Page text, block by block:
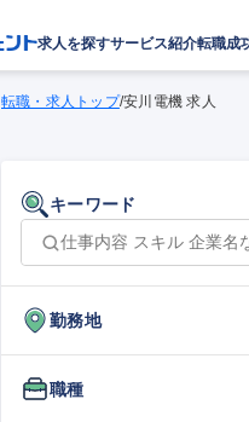
求人を探すサービス紹介転職成
転職・求人トップ/安川電機 求人
キーワード
勤務地
職種